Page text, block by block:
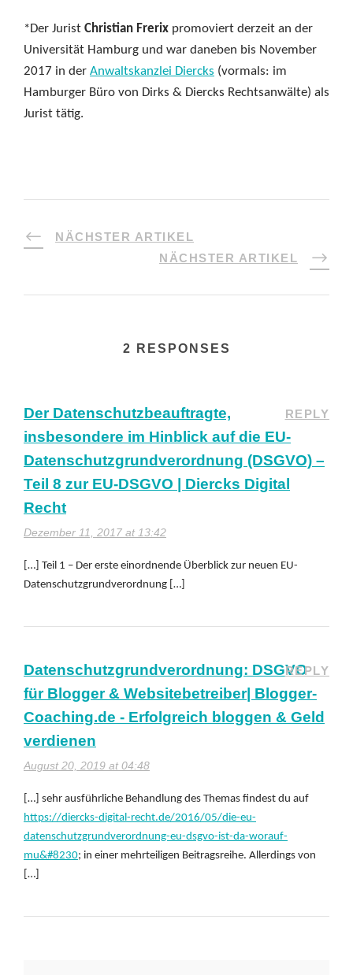
*Der Jurist Christian Frerix promoviert derzeit an der
Universität Hamburg und war daneben bis November
2017 in der Anwaltskanzlei Diercks (vormals: im
Hamburger Büro von Dirks & Diercks Rechtsanwälte) als
Jurist tätig.
NÄCHSTER ARTIKEL
NÄCHSTER ARTIKEL
2 RESPONSES
Der Datenschutzbeauftragte,
insbesondere im Hinblick auf die EU-
Datenschutzgrundverordnung (DSGVO) –
Teil 8 zur EU-DSGVO | Diercks Digital
Recht
Dezember 11, 2017 at 13:42
REPLY
[…] Teil 1 – Der erste einordnende Überblick zur neuen EU-
Datenschutzgrundverordnung […]
Datenschutzgrundverordnung: DSGVO
für Blogger & Websitebetreiber| Blogger-
Coaching.de - Erfolgreich bloggen & Geld
verdienen
August 20, 2019 at 04:48
REPLY
[…] sehr ausführliche Behandlung des Themas findest du auf
https://diercks-digital-recht.de/2016/05/die-eu-
datenschutzgrundverordnung-eu-dsgvo-ist-da-worauf-
mu&#8230; in einer mehrteiligen Beitragsreihe. Allerdings von
[…]